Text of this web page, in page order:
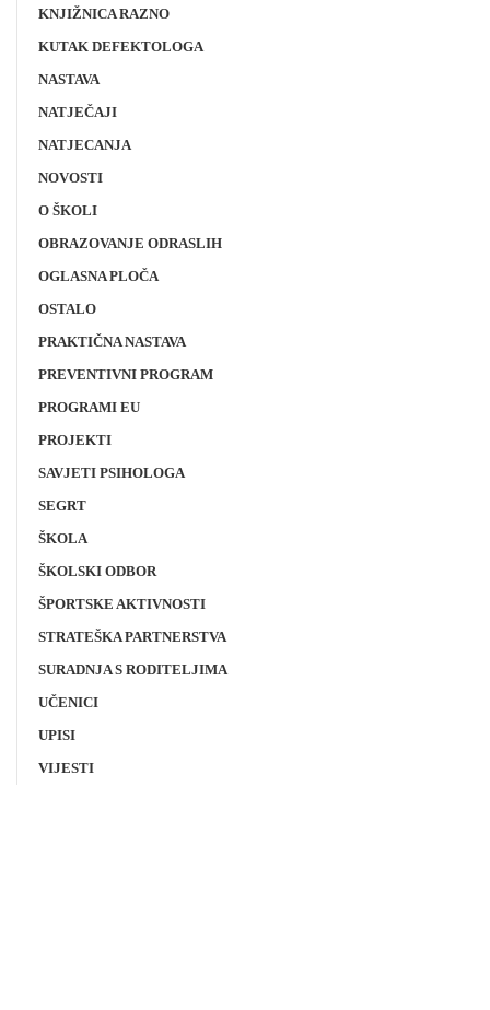
KNJIŽNICA RAZNO
KUTAK DEFEKTOLOGA
NASTAVA
NATJEČAJI
NATJECANJA
NOVOSTI
O ŠKOLI
OBRAZOVANJE ODRASLIH
OGLASNA PLOČA
OSTALO
PRAKTIČNA NASTAVA
PREVENTIVNI PROGRAM
PROGRAMI EU
PROJEKTI
SAVJETI PSIHOLOGA
SEGRT
ŠKOLA
ŠKOLSKI ODBOR
ŠPORTSKE AKTIVNOSTI
STRATEŠKA PARTNERSTVA
SURADNJA S RODITELJIMA
UČENICI
UPISI
VIJESTI